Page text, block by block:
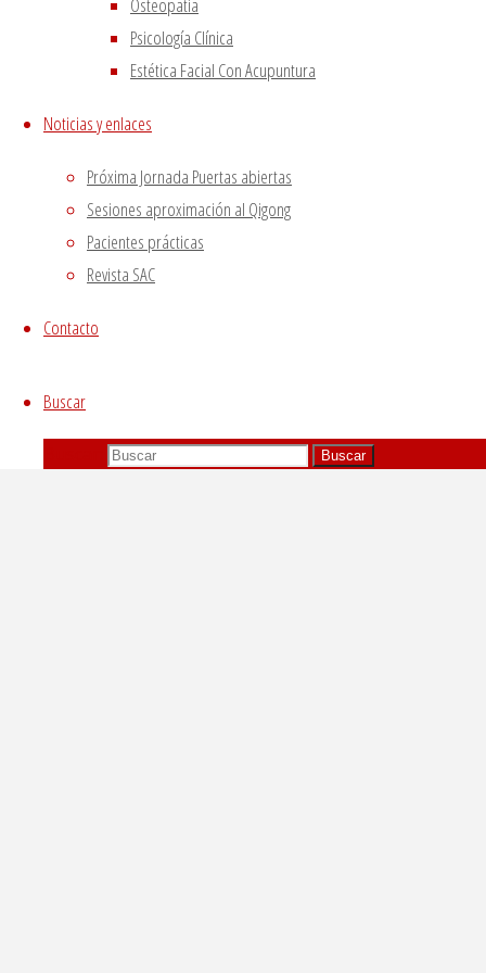
Psicología Clínica
Estética Facial Con Acupuntura
Noticias y enlaces
Próxima Jornada Puertas abiertas
Sesiones aproximación al Qigong
Pacientes prácticas
Revista SAC
Contacto
Buscar
Buscar
mandatory to procure user consent prior to running
these cookies on your website.
GUARDAR Y ACEPTAR